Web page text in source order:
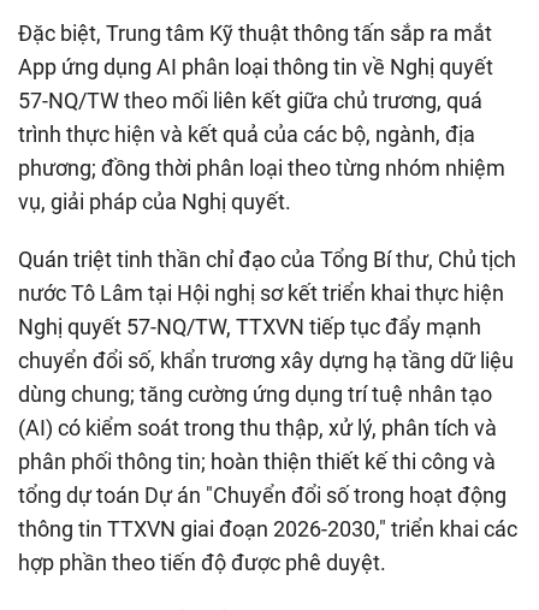
Đặc biệt, Trung tâm Kỹ thuật thông tấn sắp ra mắt
App ứng dụng AI phân loại thông tin về Nghị quyết
57-NQ/TW theo mối liên kết giữa chủ trương, quá
trình thực hiện và kết quả của các bộ, ngành, địa
phương; đồng thời phân loại theo từng nhóm nhiệm
vụ, giải pháp của Nghị quyết.
Quán triệt tinh thần chỉ đạo của Tổng Bí thư, Chủ tịch
nước Tô Lâm tại Hội nghị sơ kết triển khai thực hiện
Nghị quyết 57-NQ/TW, TTXVN tiếp tục đẩy mạnh
chuyển đổi số, khẩn trương xây dựng hạ tầng dữ liệu
dùng chung; tăng cường ứng dụng trí tuệ nhân tạo
(AI) có kiểm soát trong thu thập, xử lý, phân tích và
phân phối thông tin; hoàn thiện thiết kế thi công và
tổng dự toán Dự án "Chuyển đổi số trong hoạt động
thông tin TTXVN giai đoạn 2026-2030," triển khai các
hợp phần theo tiến độ được phê duyệt.